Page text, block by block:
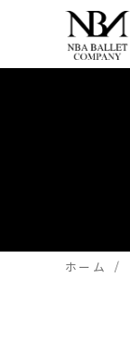
ホーム